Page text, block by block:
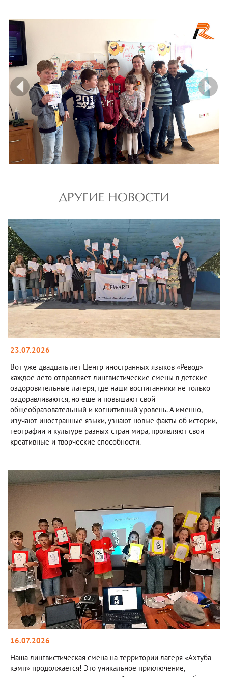
prev
ДРУГИЕ НОВОСТИ
23.07.2026
Вот уже двадцать лет Центр иностранных языков «Ревод»
каждое лето отправляет лингвистические смены в детские
оздоровительные лагеря, где наши воспитанники не только
оздоравливаются, но еще и повышают свой
общеобразовательный и когнитивный уровень. А именно,
изучают иностранные языки, узнают новые факты об истории,
географии и культуре разных стран мира, проявляют свои
креативные и творческие способности.
16.07.2026
Наша лингвистическая смена на территории лагеря «Ахтуба-
кэмп» продолжается! Это уникальное приключение,